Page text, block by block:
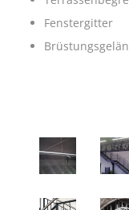
Fenstergitter